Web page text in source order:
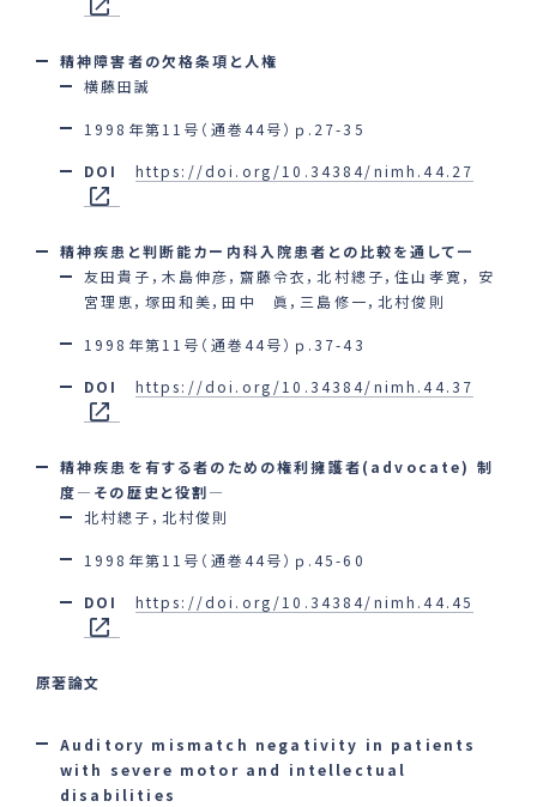
精神障害者の欠格条項と人権
横藤田誠
1998年第11号（通巻44号）ｐ.27-35
DOI https://doi.org/10.34384/nimh.44.27
精神疾患と判断能カー内科入院患者との比較を通して一
友田貴子，木島伸彦，齋藤令衣，北村總子，住山孝寛， 安
宮理恵，塚田和美，田中 眞，三島修一，北村俊則
1998年第11号（通巻44号）ｐ.37-43
DOI https://doi.org/10.34384/nimh.44.37
精神疾患を有する者のための権利擁護者(advocate) 制
度―その歴史と役割―
北村總子，北村俊則
1998年第11号（通巻44号）ｐ.45-60
DOI https://doi.org/10.34384/nimh.44.45
原著論文
Auditory mismatch negativity in patients
with severe motor and intellectual
disabilities